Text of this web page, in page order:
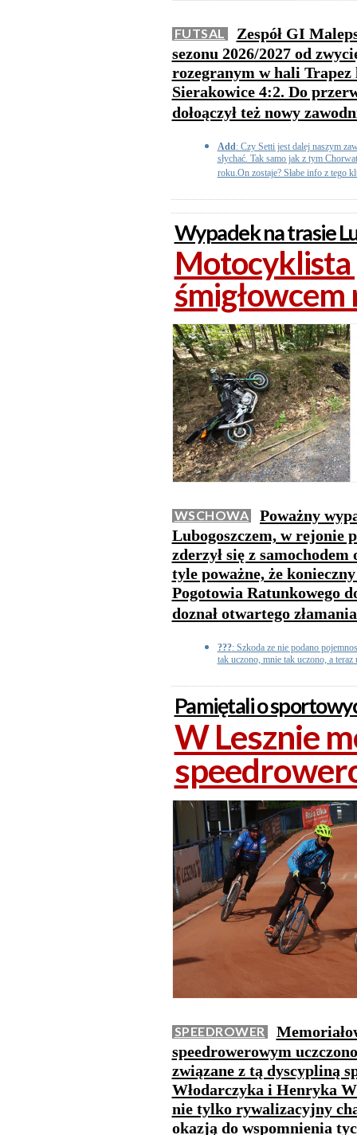
FUTSAL
Zespół GI
sezonu 2026/2027 od
rozegranym w hali
Sierakowice 4:2. Do
dołoączył też nowy
Add: Czy Setti jest dalej naszym
słychać. Tak samo jak z tym
roku.On zostaje? Słabe info z tego
Wypadek na trasie
WSCHOWA
Poważny
Lubogoszczem, w rejonie
zderzył się z
tyle poważne, że
Pogotowia Ratunkowego
doznał otwartego
???: Szkoda ze nie podano
tak uczono, mnie tak uczono, a
Pamiętali o
W Lesznie
SPEEDROWER
speedrowerowym
związane z tą dyscypliną
Włodarczyka i Henryka
nie tylko rywalizacyjny
okazją do wspomnienia